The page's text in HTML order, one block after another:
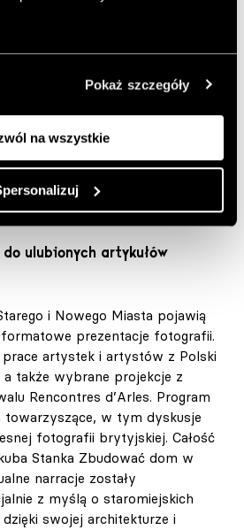
Pokaż szczegóły
na wszystkie
wzorowane na podobnych
edycja Nocy Fotografii, której
Autor:MŚ
23.08.2025
Materiały prasowe
do ulubionych artykułów
i Nowego Miasta pojawią
prezentacje fotografii.
artystek i artystów z Polski
a także wybrane projekcje z
Rencontres d’Arles. Program
towarzyszące, w tym dyskusje
fotografii brytyjskiej. Całość
Stanka Zbudować dom w
narracje zostały
z myślą o staromiejskich
swojej architekturze i